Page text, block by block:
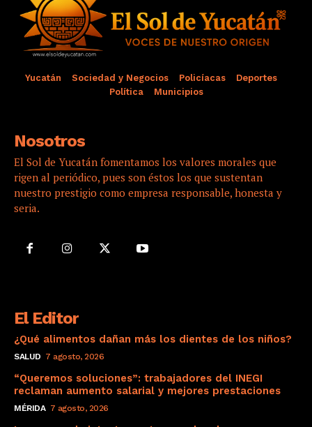
Yucatán Sociedad y Negocios Policíacas
Deportes
Política
Municipios
Nosotros
El Sol de Yucatán fomentamos los valores morales que
rigen al periódico, pues son éstos los que sustentan
nuestro prestigio como empresa responsable, honesta y
seria.
El Editor
¿Qué alimentos dañan más los dientes de los niños?
SALUD 7 agosto, 2026
“Queremos soluciones”: trabajadores del INEGI
reclaman aumento salarial y mejores prestaciones
MÉRIDA 7 agosto, 2026